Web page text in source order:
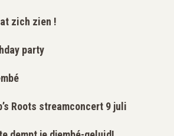
zich zien !
party
Roots streamconcert 9 juli